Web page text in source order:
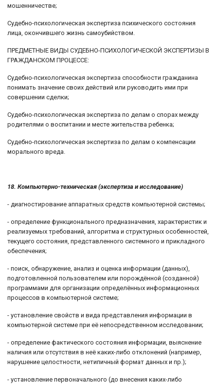
мошенничестве;
Судебно-психологическая экспертиза психического состояния
лица, окончившего жизнь самоубийством.
ПРЕДМЕТНЫЕ ВИДЫ СУДЕБНО-ПСИХОЛОГИЧЕСКОЙ ЭКСПЕРТИЗЫ В
ГРАЖДАНСКОМ ПРОЦЕССЕ:
Судебно-психологическая экспертиза способности гражданина
понимать значение своих действий или руководить ими при
совершении сделки;
Судебно-психологическая экспертиза по делам о спорах между
родителями о воспитании и месте жительства ребенка;
Судебно-психологическая экспертиза по делам о компенсации
морального вреда.
18. Компьютерно-техническая (экспертиза и исследование)
- диагностирование аппаратных средств компьютерной системы;
- определение функционального предназначения, характеристик и
реализуемых требований, алгоритма и структурных особенностей,
текущего состояния, представленного системного и прикладного
обеспечения;
- поиск, обнаружение, анализ и оценка информации (данных),
подготовленной пользователем или порождённой (созданной)
программами для организации определённых информационных
процессов в компьютерной системе;
- установление свойств и вида представления информации в
компьютерной системе при её непосредственном исследовании;
- определение фактического состояния информации, выяснение
наличия или отсутствия в неё каких-либо отклонений (например,
нарушение целостности, нетипичный формат данных и пр.);
- установление первоначального (до внесения каких-либо